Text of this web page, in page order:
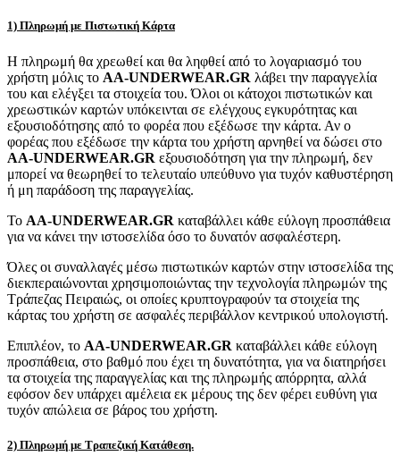
1) Πληρωμή με Πιστωτική Κάρτα
Η πληρωμή θα χρεωθεί και θα ληφθεί από το λογαριασμό του
χρήστη μόλις το AA-UNDERWEAR.GR λάβει την παραγγελία
του και ελέγξει τα στοιχεία του. Όλοι οι κάτοχοι πιστωτικών και
χρεωστικών καρτών υπόκεινται σε ελέγχους εγκυρότητας και
εξουσιοδότησης από το φορέα που εξέδωσε την κάρτα. Αν ο
φορέας που εξέδωσε την κάρτα του χρήστη αρνηθεί να δώσει στο
AA-UNDERWEAR.GR εξουσιοδότηση για την πληρωμή, δεν
μπορεί να θεωρηθεί το τελευταίο υπεύθυνο για τυχόν καθυστέρηση
ή μη παράδοση της παραγγελίας.
Το AA-UNDERWEAR.GR καταβάλλει κάθε εύλογη προσπάθεια
για να κάνει την ιστοσελίδα όσο το δυνατόν ασφαλέστερη.
Όλες οι συναλλαγές μέσω πιστωτικών καρτών στην ιστοσελίδα της
διεκπεραιώνονται χρησιμοποιώντας την τεχνολογία πληρωμών της
Τράπεζας Πειραιώς, οι οποίες κρυπτογραφούν τα στοιχεία της
κάρτας του χρήστη σε ασφαλές περιβάλλον κεντρικού υπολογιστή.
Επιπλέον, το AA-UNDERWEAR.GR καταβάλλει κάθε εύλογη
προσπάθεια, στο βαθμό που έχει τη δυνατότητα, για να διατηρήσει
τα στοιχεία της παραγγελίας και της πληρωμής απόρρητα, αλλά
εφόσον δεν υπάρχει αμέλεια εκ μέρους της δεν φέρει ευθύνη για
τυχόν απώλεια σε βάρος του χρήστη.
2) Πληρωμή με Τραπεζική Κατάθεση.